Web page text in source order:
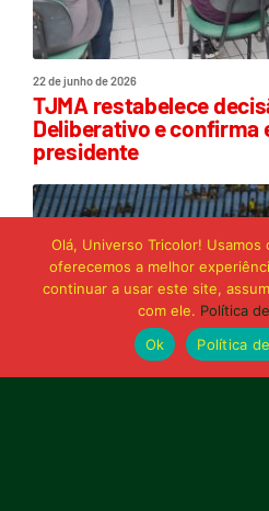
22 de junho de 2026
TJMA restabelece
Deliberativo e confirma
presidente
Olá, Universo Tricolor!
oferecemos a melhor
continuar a usar este site,
com ele. Política
Ok
Política